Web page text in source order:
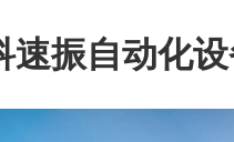
速振自动化